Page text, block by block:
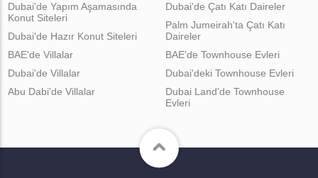
Dubai'de Yapım Aşamasında
Konut Siteleri
Dubai'de Hazır Konut Siteleri
Dubai'de Çatı Katı Daireler
Palm Jumeirah'ta Çatı Katı
Daireler
BAE'de Villalar
Dubai'de Villalar
Abu Dabi'de Villalar
BAE'de Townhouse Evleri
Dubai'deki Townhouse Evleri
Dubai Land'de Townhouse
Evleri